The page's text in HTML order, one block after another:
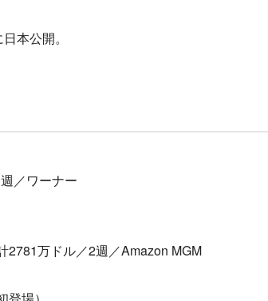
本公開。
／ワーナー
2781万ドル／2週／Amazon MGM